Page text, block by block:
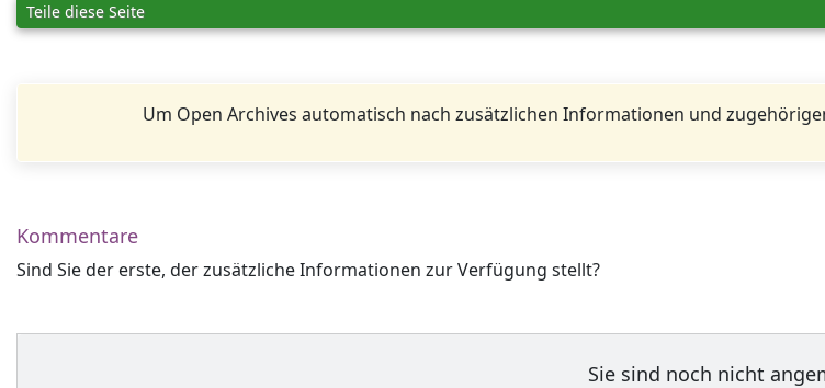
Teile diese Seite
Um Open Archives automatisch nach zusätzlichen Informationen und
Kommentare
Sind Sie der erste, der zusätzliche Informationen zur Verfügung stellt?
Sie sind noch nicht